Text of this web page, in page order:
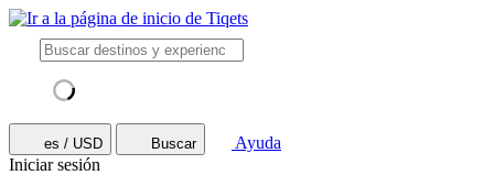
es / USD Buscar
Ayuda
Iniciar sesión